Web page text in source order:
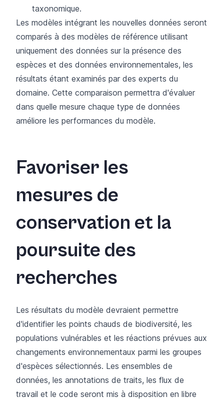
taxonomique.
Les modèles intégrant les nouvelles données seront
comparés à des modèles de référence utilisant
uniquement des données sur la présence des
espèces et des données environnementales, les
résultats étant examinés par des experts du
domaine. Cette comparaison permettra d'évaluer
dans quelle mesure chaque type de données
améliore les performances du modèle.
Favoriser les
mesures de
conservation et la
poursuite des
recherches
Les résultats du modèle devraient permettre
d'identifier les points chauds de biodiversité, les
populations vulnérables et les réactions prévues aux
changements environnementaux parmi les groupes
d'espèces sélectionnés. Les ensembles de
données, les annotations de traits, les flux de
travail et le code seront mis à disposition en libre